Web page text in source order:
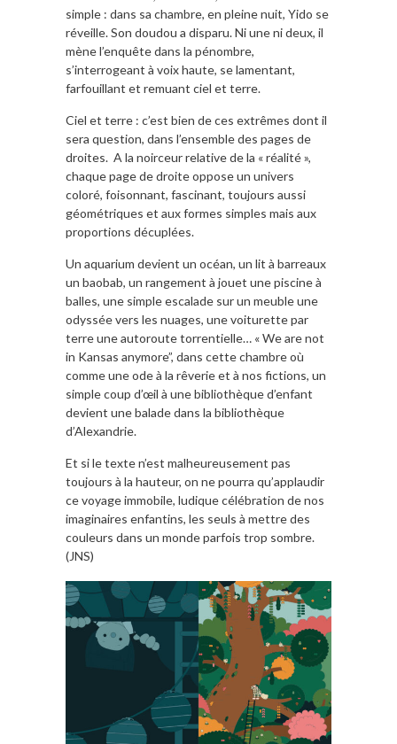
simple : dans sa chambre, en pleine nuit, Yido se
réveille. Son doudou a disparu. Ni une ni deux, il
mène l’enquête dans la pénombre,
s’interrogeant à voix haute, se lamentant,
farfouillant et remuant ciel et terre.
Ciel et terre : c’est bien de ces extrêmes dont il
sera question, dans l’ensemble des pages de
droites. A la noirceur relative de la « réalité »,
chaque page de droite oppose un univers
coloré, foisonnant, fascinant, toujours aussi
géométriques et aux formes simples mais aux
proportions décuplées.
Un aquarium devient un océan, un lit à barreaux
un baobab, un rangement à jouet une piscine à
balles, une simple escalade sur un meuble une
odyssée vers les nuages, une voiturette par
terre une autoroute torrentielle… « We are not
in Kansas anymore”, dans cette chambre où
comme une ode à la rêverie et à nos fictions, un
simple coup d’œil à une bibliothèque d’enfant
devient une balade dans la bibliothèque
d’Alexandrie.
Et si le texte n’est malheureusement pas
toujours à la hauteur, on ne pourra qu’applaudir
ce voyage immobile, ludique célébration de nos
imaginaires enfantins, les seuls à mettre des
couleurs dans un monde parfois trop sombre.
(JNS)